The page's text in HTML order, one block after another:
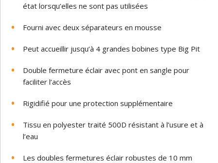
état lorsqu’elles ne sont pas utilisées
Fourni avec deux séparateurs en mousse
Peut accueillir jusqu’à 4 grandes bobines type Big Pit
Double fermeture éclair avec pont en sangle pour
faciliter l’accès
Rigidifié pour une protection supplémentaire
Tissu en polyester traité 500D résistant à l’usure et à
l’eau
Les doubles fermetures éclair robustes de 10 mm